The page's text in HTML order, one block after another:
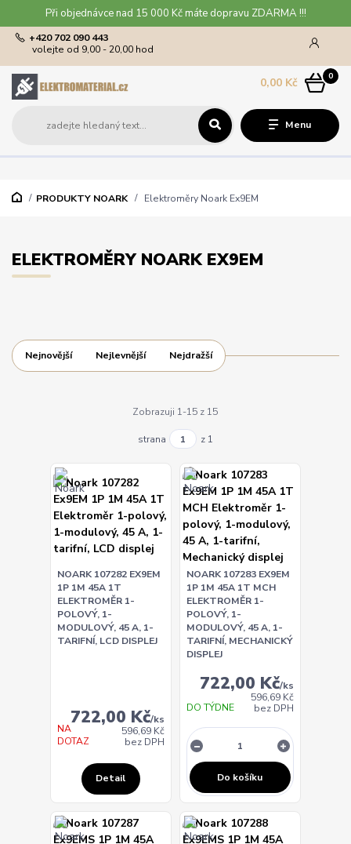
Při objednávce nad 15 000 Kč máte dopravu ZDARMA !!!
Menu
+420 702 090 443
volejte od 9,00 - 20,00 hod
0
0,00 Kč
PRODUKTY NOARK Elektroměry Noark Ex9EM
ELEKTROMĚRY NOARK EX9EM
Nejnovější Nejlevnější Nejdražší
Zobrazuji 1-15 z 15
strana z 1
NOARK 107282 EX9EM
1P 1M 45A 1T
ELEKTROMĚR 1-
POLOVÝ, 1-
MODULOVÝ, 45 A, 1-
TARIFNÍ, LCD DISPLEJ
722,00 Kč/ks
596,69 Kč
bez DPH
NA
DOTAZ
Detail
NOARK 107283 EX9EM
1P 1M 45A 1T MCH
ELEKTROMĚR 1-
POLOVÝ, 1-
MODULOVÝ, 45 A, 1-
TARIFNÍ, MECHANICKÝ
DISPLEJ
722,00 Kč/ks
596,69 Kč
bez DPH
DO TÝDNE
Do košíku